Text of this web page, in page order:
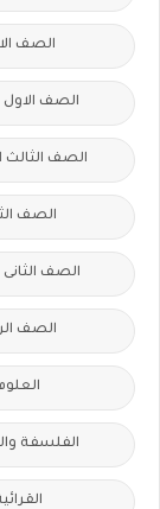
الصف
الصف الاول
الصف الثالث
الصف
الصف الثانى
الصف
الفلسفة